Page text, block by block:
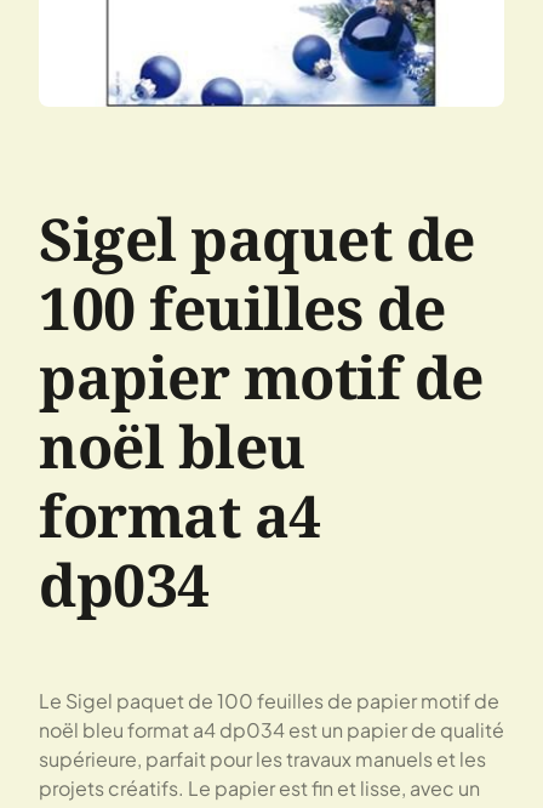
Sigel paquet de
100 feuilles de
papier motif de
noël bleu
format a4
dp034
Le Sigel paquet de 100 feuilles de papier motif de
noël bleu format a4 dp034 est un papier de qualité
supérieure, parfait pour les travaux manuels et les
projets créatifs. Le papier est fin et lisse, avec un